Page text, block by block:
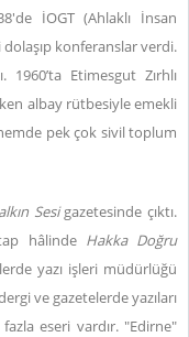
İOGT (Ahlaklı İnsan
konferanslar verdi.
Etimesgut Zırhlı
albay rütbesiyle emekli
pek çok sivil toplum
Sesigazetesinde çıktı.
hâlinde Hakka Doğru
yazı işleri müdürlüğü
ve gazetelerde yazıları
eseri vardır. "Edirne"